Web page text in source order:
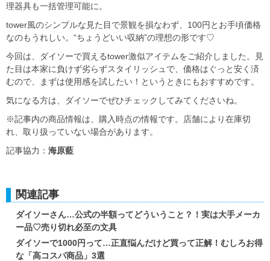
理器具も一括管理可能に。
tower風のシンプルな見た目で景観を損なわず、100円とお手頃価格
なのもうれしい。“ちょうどいい収納”の理想の形です♡
今回は、ダイソーで買えるtower激似アイテムをご紹介しました。見
た目は本家に負けず劣らずスタイリッシュで、価格はぐっと安く済
むので、まずは使用感を試したい！というときにもおすすめです。
気になる方は、ダイソーでぜひチェックしてみてくださいね。
※記事内の商品情報は、購入時点の情報です。店舗により在庫切
れ、取り扱っていない場合があります。
記事協力： 海原藍
関連記事
ダイソーさん…公式の半額ってどういうこと？！実は大手メーカ
ー品♡売り切れ必至の文具
ダイソーで1000円って…正直悩んだけど買って正解！むしろお得
な「高コスパ商品」3選